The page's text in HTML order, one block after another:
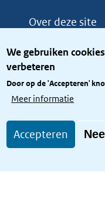
We gebruiken
verbeteren
Door op de 'Accepteren'
Meer informatie
Accepteren
Over deze site
Privacy
Toegang site
Toegankelijkheid